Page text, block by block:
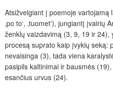
Atsižvelgiant į poemoje vartojamą
‚po to‘, ‚tuomet‘), jungiantį
ženklų vaizdavimą (3, 9, 19 ir
procesą suprato kaip įvykių seką:
nevaisinga (3), tada viena
pasipils kaltinimai ir bausmės
esančius urvus (24).